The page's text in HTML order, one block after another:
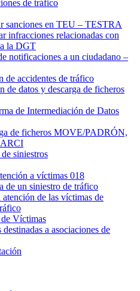
de tráfico
sanciones en TEU – TESTRA
infracciones relacionadas con
la DGT
notificaciones a un ciudadano –
de accidentes de tráfico
de datos y descarga de ficheros
de Intermediación de Datos
de ficheros MOVE/PADRÓN,
siniestros
a víctimas 018
de un siniestro de tráfico
atención de las víctimas de
Víctimas
destinadas a asociaciones de